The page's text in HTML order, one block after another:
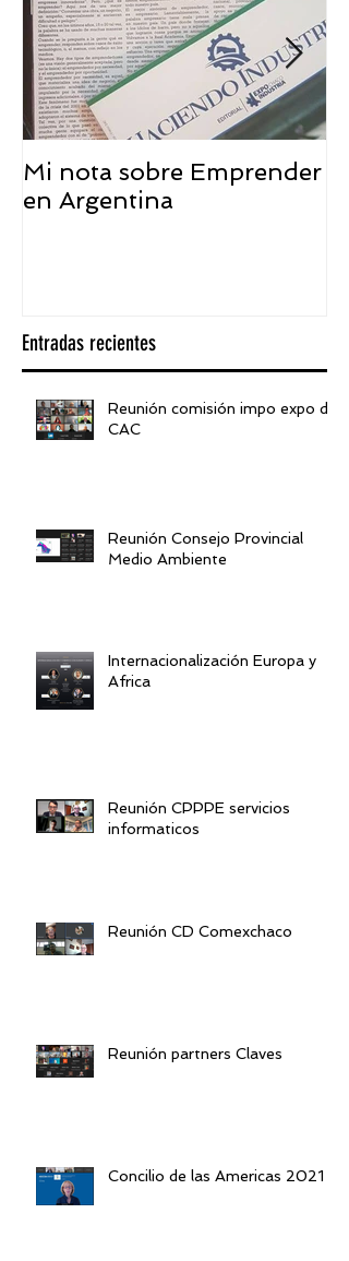
Mi nota sobre Emprender
en Argentina
Entradas recientes
Reunión comisión impo expo de
CAC
Reunión Consejo Provincial
Medio Ambiente
Internacionalización Europa y
Africa
Reunión CPPPE servicios
informaticos
Reunión CD Comexchaco
Reunión partners Claves
Concilio de las Americas 2021